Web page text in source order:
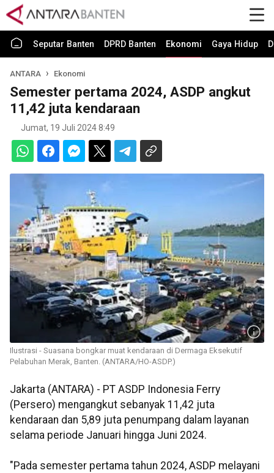
Seputar Banten DPRD Banten Ekonomi Gaya Hidup
ANTARA Ekonomi
Semester pertama 2024, ASDP angkut
11,42 juta kendaraan
Jumat, 19 Juli 2024 8:49
Ilustrasi - Suasana bongkar muat kendaraan di Dermaga Eksekutif
Pelabuhan Merak, Banten. (ANTARA/HO-ASDP.)
Jakarta (ANTARA) - PT ASDP Indonesia Ferry
(Persero) mengangkut sebanyak 11,42 juta
kendaraan dan 5,89 juta penumpang dalam layanan
selama periode Januari hingga Juni 2024.
"Pada semester pertama tahun 2024, ASDP melayani